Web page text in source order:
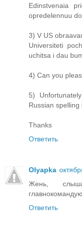
Edinstvenaia
opredelennuu
3) V US
Universiteti
uchitsa i dau
4) Can you
5)
Russian spelling
Thanks
Ответить
Olyapka
Жень,
Ответить